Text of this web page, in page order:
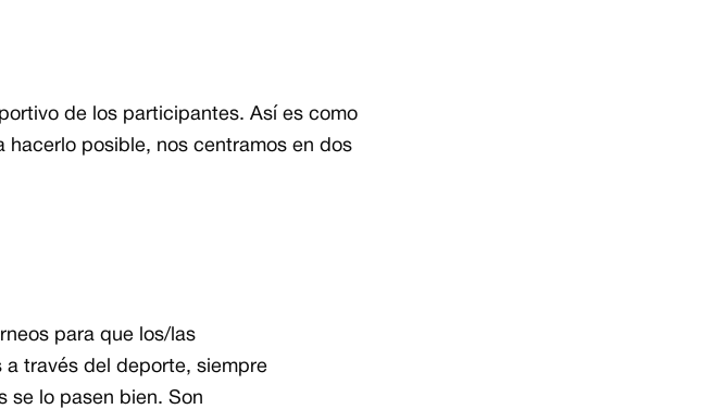
de los participantes. Así es como
posible, nos centramos en dos
para que los/las
a través del deporte, siempre
se lo pasen bien. Son